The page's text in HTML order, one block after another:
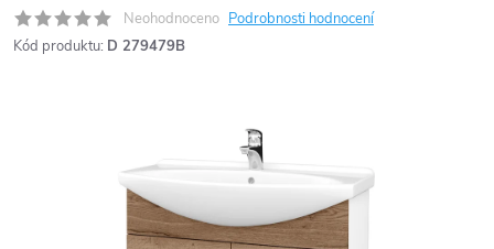
Neohodnoceno Podrobnosti hodnocení
Kód produktu: D 279479B